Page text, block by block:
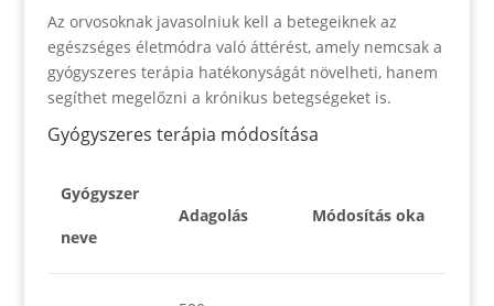
Az orvosoknak javasolniuk kell a betegeiknek az
egészséges életmódra való áttérést, amely nemcsak a
gyógyszeres terápia hatékonyságát növelheti, hanem
segíthet megelőzni a krónikus betegségeket is.
Gyógyszeres terápia módosítása
Gyógyszer
neve
Adagolás Módosítás oka